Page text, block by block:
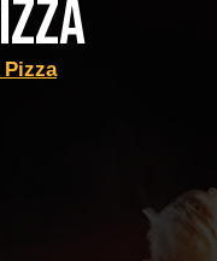
Pizza